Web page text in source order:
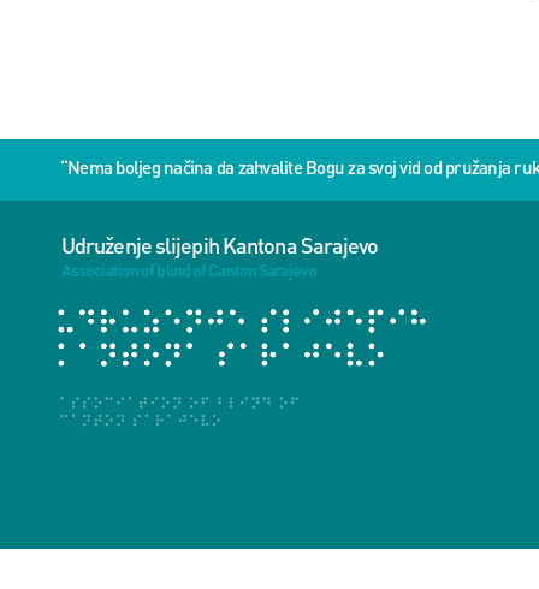
“Nema boljeg načina da zahvalite Bogu za svoj vid od pružanja
Udruženje slijepih Kantona Sarajevo
Association of blind of Canton Sarajevo